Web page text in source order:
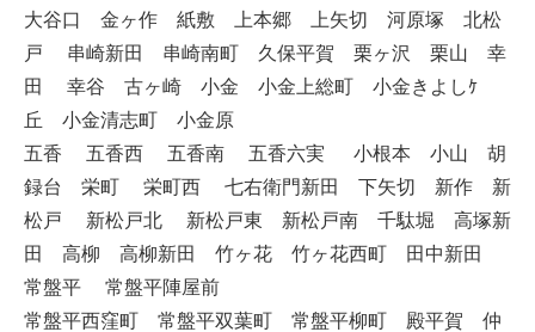
大谷口 金ヶ作 紙敷 上本郷 上矢切 河原塚 北松
戸 串崎新田 串崎南町 久保平賀 栗ヶ沢 栗山 幸
田 幸谷 古ヶ崎 小金 小金上総町 小金きよしｹ
丘 小金清志町 小金原
五香 五香西 五香南 五香六実 小根本 小山 胡
録台 栄町 栄町西 七右衛門新田 下矢切 新作 新
松戸 新松戸北 新松戸東 新松戸南 千駄堀 高塚新
田 高柳 高柳新田 竹ヶ花 竹ヶ花西町 田中新田
常盤平 常盤平陣屋前
常盤平西窪町 常盤平双葉町 常盤平柳町 殿平賀 仲